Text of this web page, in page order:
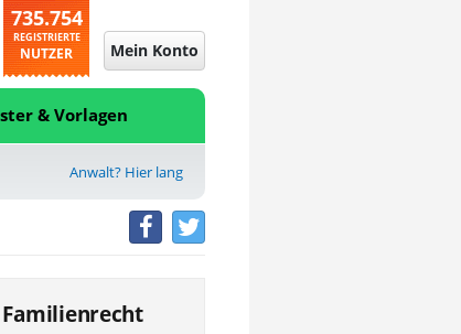
735.754
REGISTRIERTE
NUTZER Mein Konto
& Vorlagen
Anwalt? Hier lang
Familienrecht